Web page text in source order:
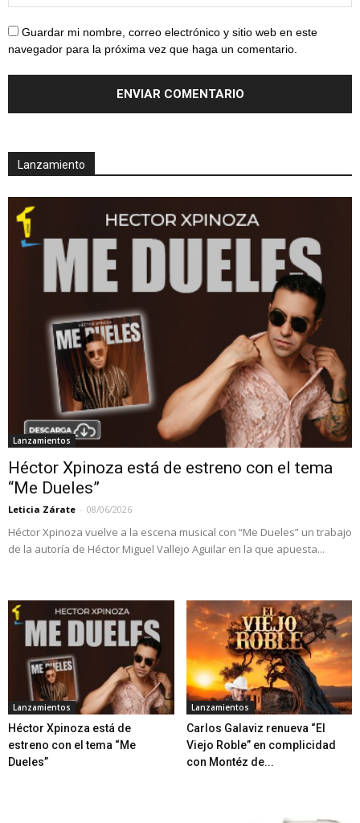
Guardar mi nombre, correo electrónico y sitio web en este
navegador para la próxima vez que haga un comentario.
Lanzamiento
Lanzamientos
Héctor Xpinoza está de estreno con el tema
“Me Dueles”
Leticia Zárate - 08/06/2026
Héctor Xpinoza vuelve a la escena musical con “Me Dueles” un trabajo
de la autoría de Héctor Miguel Vallejo Aguilar en la que apuesta...
Lanzamientos
Héctor Xpinoza está de
estreno con el tema “Me
Dueles”
Lanzamientos
Carlos Galaviz renueva “El
Viejo Roble” en complicidad
con Montéz de...